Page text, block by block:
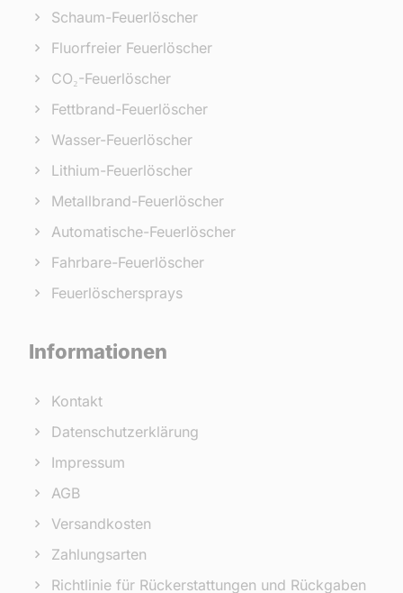
Schaum-Feuerlöscher
Fluorfreier Feuerlöscher
CO₂-Feuerlöscher
Fettbrand-Feuerlöscher
Wasser-Feuerlöscher
Lithium-Feuerlöscher
Metallbrand-Feuerlöscher
Automatische-Feuerlöscher
Fahrbare-Feuerlöscher
Feuerlöschersprays
Informationen
Kontakt
Datenschutzerklärung
Impressum
AGB
Versandkosten
Zahlungsarten
Richtlinie für Rückerstattungen und Rückgaben